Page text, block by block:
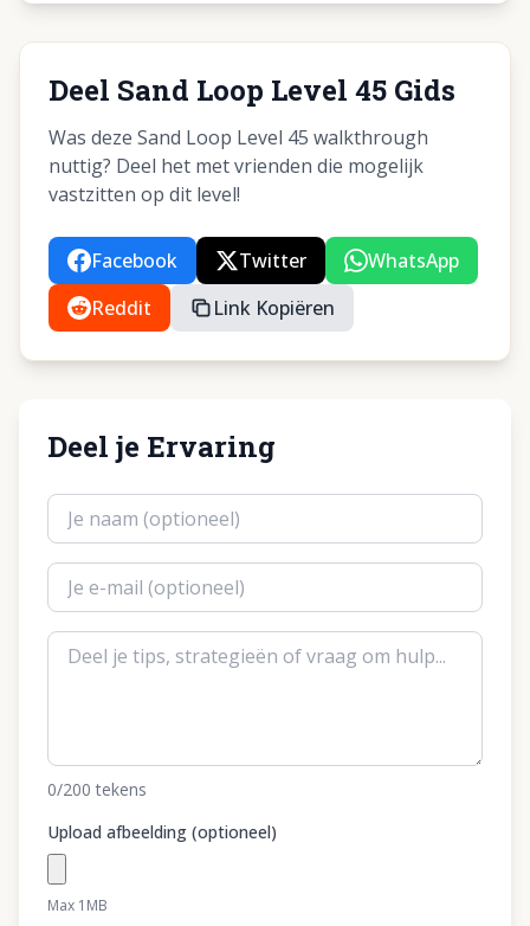
Deel Sand Loop Level 45 Gids
Was deze Sand Loop Level 45 walkthrough
nuttig? Deel het met vrienden die mogelijk
vastzitten op dit level!
Facebook Twitter
WhatsApp
Reddit
Link Kopiëren
Deel je Ervaring
0/200 tekens
Upload afbeelding (optioneel)
Max 1MB